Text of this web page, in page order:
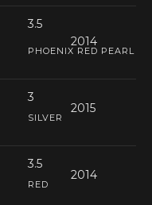
3.5
2014
PHOENIX RED PEARL
3
2015
SILVER
3.5
2014
RED